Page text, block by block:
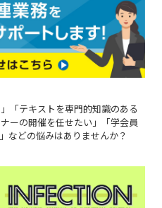
「テキストを専門的知識のある
ーの開催を任せたい」「学会員
などの悩みはありませんか？